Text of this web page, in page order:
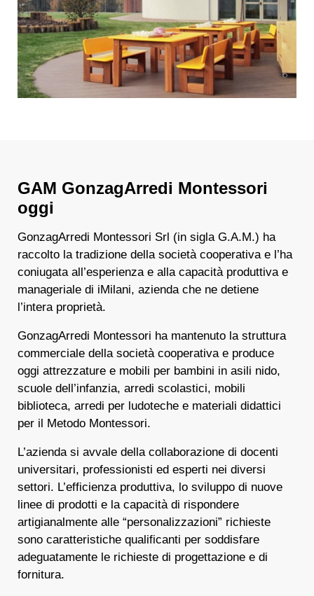
GAM GonzagArredi Montessori
oggi
GonzagArredi Montessori Srl (in sigla G.A.M.) ha
raccolto la tradizione della società cooperativa e l’ha
coniugata all’esperienza e alla capacità produttiva e
manageriale di iMilani, azienda che ne detiene
l’intera proprietà.
GonzagArredi Montessori ha mantenuto la struttura
commerciale della società cooperativa e produce
oggi attrezzature e mobili per bambini in asili nido,
scuole dell’infanzia, arredi scolastici, mobili
biblioteca, arredi per ludoteche e materiali didattici
per il Metodo Montessori.
L’azienda si avvale della collaborazione di docenti
universitari, professionisti ed esperti nei diversi
settori. L’efficienza produttiva, lo sviluppo di nuove
linee di prodotti e la capacità di rispondere
artigianalmente alle “personalizzazioni” richieste
sono caratteristiche qualificanti per soddisfare
adeguatamente le richieste di progettazione e di
fornitura.